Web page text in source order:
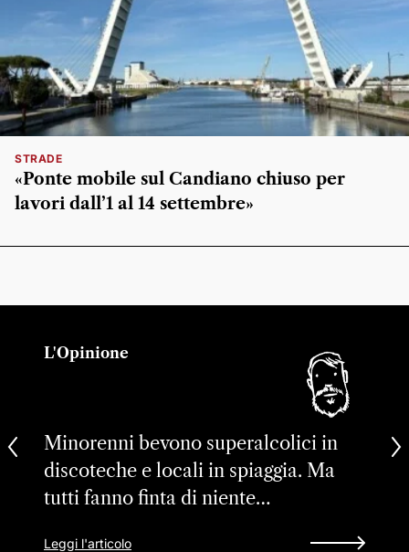
STRADE
«Ponte mobile sul Candiano chiuso per
lavori dall’1 al 14 settembre»
L'Opinione
Minorenni bevono superalcolici in
discoteche e locali in spiaggia. Ma
tutti fanno finta di niente…
Leggi l'articolo